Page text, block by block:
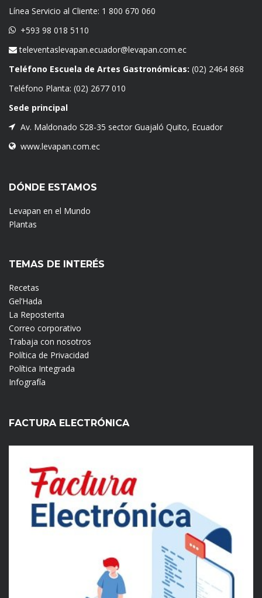
Línea Servicio al Cliente: 1 800 670 060
+593 98 018 5110
televentaslevapan.ecuador@levapan.com.ec
Teléfono Escuela de Artes Gastronómicas: (02) 2464 868
Teléfono Planta: (02) 2677 010
Sede principal
Av. Maldonado S28-35 sector Guajaló Quito, Ecuador
www.levapan.com.ec
DÓNDE ESTAMOS
Levapan en el Mundo
Plantas
TEMAS DE INTERÉS
Recetas
Gel’Hada
La Reposterita
Correo corporativo
Trabaja con nosotros
Política de Privacidad
Política Integrada
Infografía
FACTURA ELECTRÓNICA